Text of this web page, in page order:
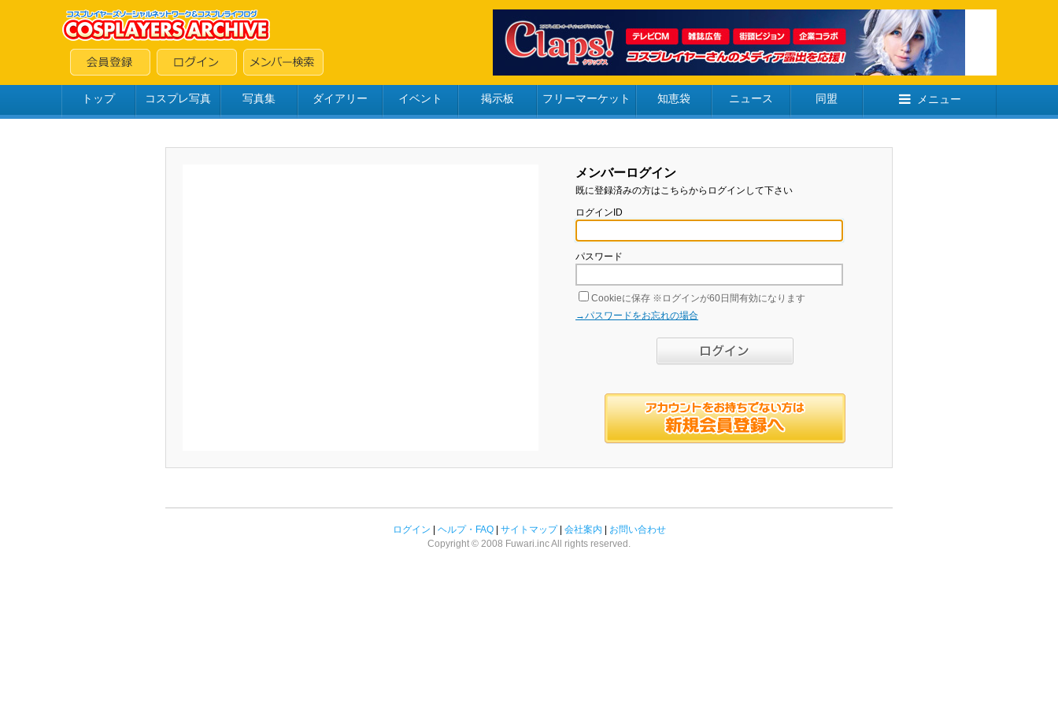
トップ コスプレ写真 写真集 ダイアリー イベント 掲示板 フリーマーケット 知恵袋 ニュース 同盟 メニュー
メンバーログイン
既に登録済みの方はこちらからログインして下さい
ログインID
パスワード
Cookieに保存 ※ログインが60日間有効になります
→パスワードをお忘れの場合
ログイン ヘルプ・FAQ| サイトマップ| 会社案内
お問い合わせ
Copyright © 2008 Fuwari.inc All rights reserved.